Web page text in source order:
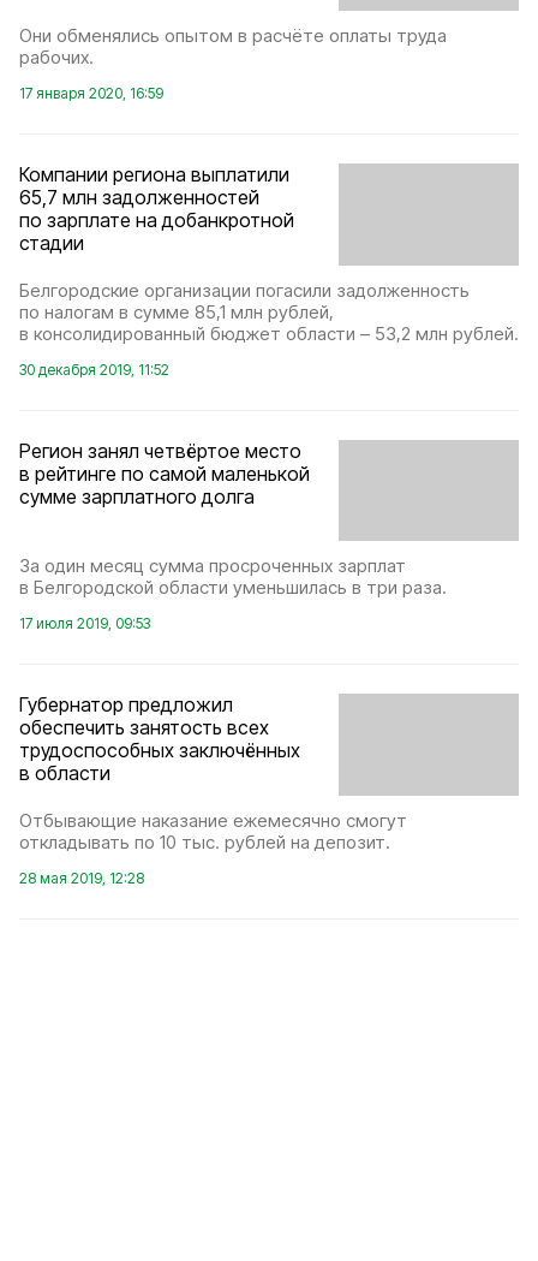
Они обменялись опытом в расчёте оплаты труда
рабочих.
17 января 2020, 16:59
Компании региона выплатили
65,7 млн задолженностей
по зарплате на добанкротной
стадии
Белгородские организации погасили задолженность
по налогам в сумме 85,1 млн рублей,
в консолидированный бюджет области – 53,2 млн рублей.
30 декабря 2019, 11:52
Регион занял четвёртое место
в рейтинге по самой маленькой
сумме зарплатного долга
За один месяц сумма просроченных зарплат
в Белгородской области уменьшилась в три раза.
17 июля 2019, 09:53
Губернатор предложил
обеспечить занятость всех
трудоспособных заключённых
в области
Отбывающие наказание ежемесячно смогут
откладывать по 10 тыс. рублей на депозит.
28 мая 2019, 12:28